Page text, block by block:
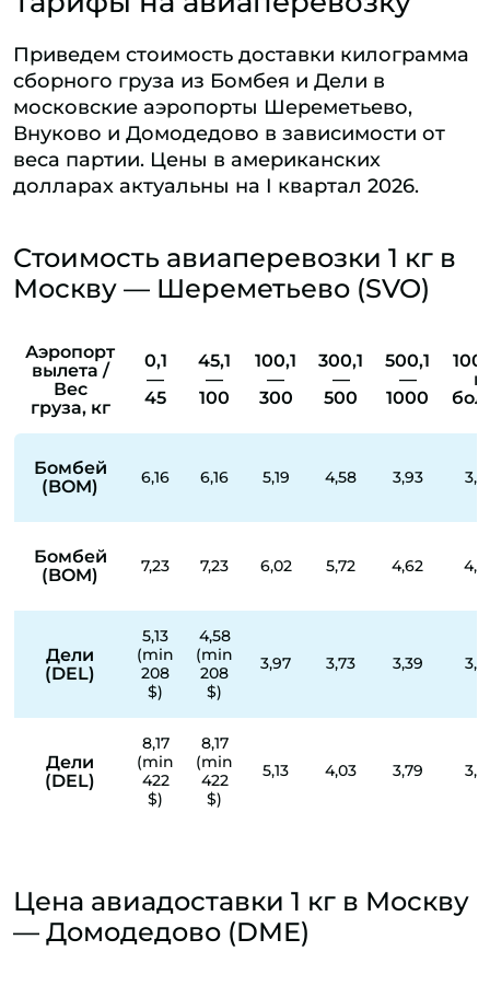
Приведем стоимость доставки килограмма
сборного груза из Бомбея и Дели в
московские аэропорты Шереметьево,
Внуково и Домодедово в зависимости от
веса партии. Цены в американских
долларах актуальны на I квартал 2026.
Стоимость авиаперевозки 1 кг в
Москву — Шереметьево (SVO)
Аэропорт
вылета /
Вес
груза, кг
0,1
—
45
45,1
—
100
100,1
—
300
300,1
—
500
500,1
—
1000
и
Бомбей
(BOM)
6,16 6,16 5,19 4,58 3,93
Бомбей
(BOM)
7,23 7,23 6,02 5,72 4,62
Дели
(DEL)
5,13
(min
208
$)
4,58
(min
208
$)
3,97 3,73 3,39
Дели
(DEL)
8,17
(min
422
$)
8,17
(min
422
$)
5,13 4,03 3,79
Цена авиадоставки 1 кг в Москву
— Домодедово (DME)